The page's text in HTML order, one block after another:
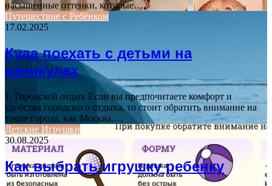
насыщенные оттенки, которые…
Путешествие с Ребёнком
17.02.2025
Куда поехать с детьми на
каникулах
1. Городской отдых Если вы предпочитаете комфорт и
удобства городского отдыха, то стоит обратить внимание на
такие города, как Москва,…
Детские Игрушки
30.08.2025
Как выбрать игрушку ребенку